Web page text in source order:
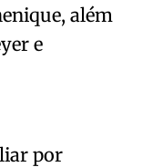
além
e
por